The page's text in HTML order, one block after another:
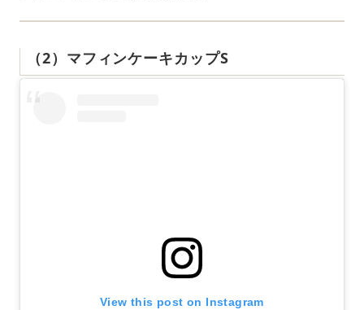
（2）マフィンケーキカップS
View this post on Instagram